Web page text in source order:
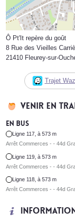
Ô Pt'It repère du goût
8 Rue des Vieilles
21410 Fleurey-sur-
Trajet
Venir en
En bus
Ligne 117, à 573 m
Arrêt Commerces - - 44d
Ligne 119, à 573 m
Arrêt Commerces - - 44d
Ligne 118, à 573 m
Arrêt Commerces - - 44d